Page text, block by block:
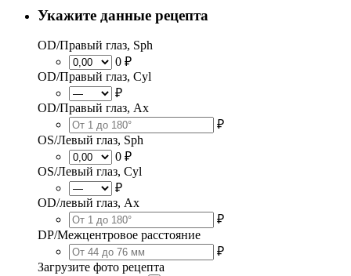
Укажите данные рецепта
OD/Правый глаз, Sph
0 ₽
OD/Правый глаз, Cyl
₽
OD/Правый глаз, Ax
₽
OS/Левый глаз, Sph
0 ₽
OS/Левый глаз, Cyl
₽
OD/левый глаз, Ax
₽
DP/Межцентровое расстояние
₽
Загрузите фото рецепта